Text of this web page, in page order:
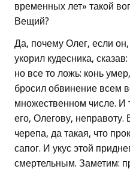
временных лет» такой
Вещий?
Да, почему Олег, если
укорил кудесника,
но все то ложь: конь
бросил обвинение всем
множественном числе. И
его, Олегову, неправоту.
черепа, да такая, что
сапог. И укус этой
смертельным. Заметим: